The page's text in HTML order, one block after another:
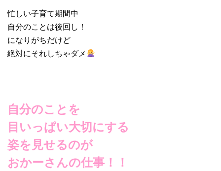
忙しい子育て期間中
自分のことは後回し！
になりがちだけど
絶対にそれしちゃダメ
自分のことを
目いっぱい大切にする
姿を見せるのが
おかーさんの仕事！！